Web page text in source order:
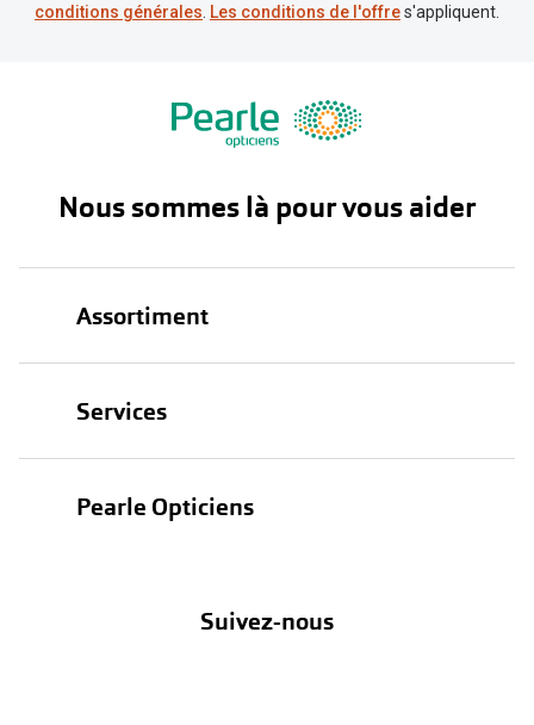
conditions générales. Les conditions de l'offres'appliquent.
Nous sommes là pour vous aider
Assortiment
Services
Boutique en ligne
Pearle Opticiens
Suivez-nous